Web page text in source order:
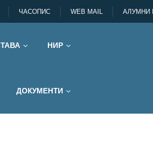
ЧАСОПИС WEB MAIL АЛУМНИ
НИР
ДОКУМЕНТИ